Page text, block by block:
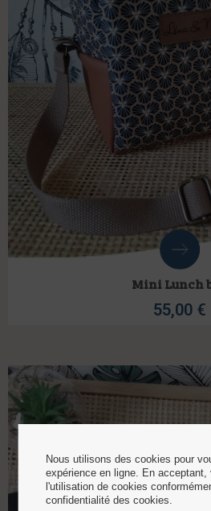
Mini Lunch
55,00 €
Nous utilisons des cookies pour
expérience en ligne. En acceptant,
l'utilisation de cookies
confidentialité des cookies.